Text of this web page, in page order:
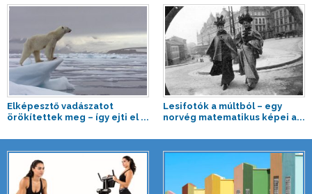
Elképesztő vadászatot
örökítettek meg – így ejti el ...
Lesifotók a múltból – egy
norvég matematikus képei a...